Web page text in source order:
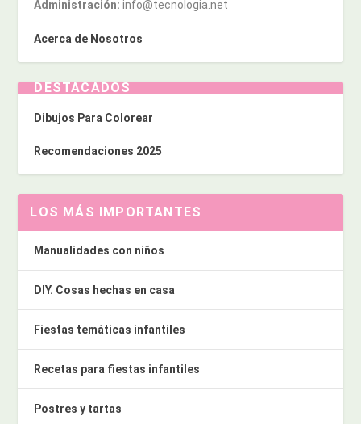
Administración: info@tecnologia.net
Acerca de Nosotros
DESTACADOS
Dibujos Para Colorear
Recomendaciones 2025
LOS MÁS IMPORTANTES
Manualidades con niños
DIY. Cosas hechas en casa
Fiestas temáticas infantiles
Recetas para fiestas infantiles
Postres y tartas